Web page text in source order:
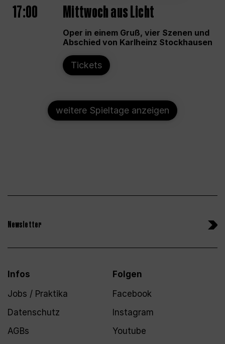
17:00 Mittwoch aus Licht
Oper in einem Gruß, vier Szenen und
Abschied von Karlheinz Stockhausen
Tickets
weitere Spieltage anzeigen
Newsletter
Infos
Jobs / Praktika
Datenschutz
AGBs
Folgen
Facebook
Instagram
Youtube